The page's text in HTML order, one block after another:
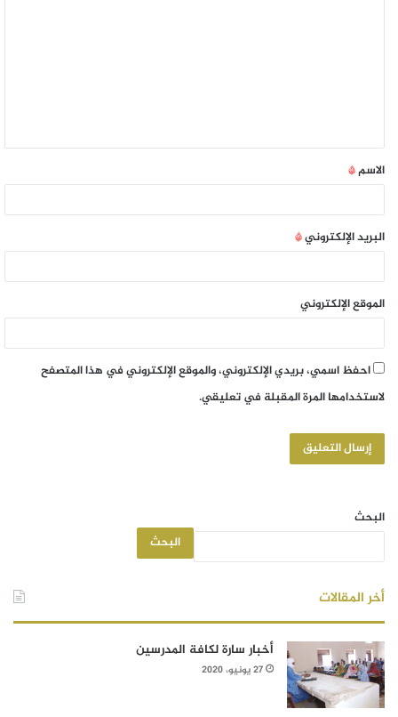
الاسم*
البريد الإلكتروني*
الموقع الإلكتروني
احفظ اسمي، بريدي الإلكتروني، والموقع الإلكتروني في هذا المتصفح
لاستخدامها المرة المقبلة في تعليقي.
البحث
البحث
أخر المقالات
أخبار سارة لكافة المدرسين
27 يونيو، 2020